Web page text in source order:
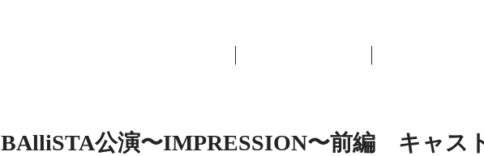
BAlliSTA公演〜IMPRESSION〜前編 キャス